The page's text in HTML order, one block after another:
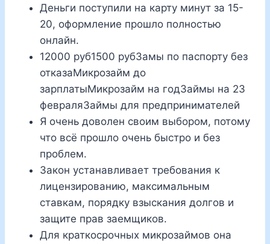
Деньги поступили на карту минут за 15-
20, оформление прошло полностью
онлайн.
12000 руб1500 рубЗамы по паспорту без
отказаМикрозайм до
зарплатыМикрозайм на годЗаймы на 23
февраляЗаймы для предпринимателей
Я очень доволен своим выбором, потому
что всё прошло очень быстро и без
проблем.
Закон устанавливает требования к
лицензированию, максимальным
ставкам, порядку взыскания долгов и
защите прав заемщиков.
Для краткосрочных микрозаймов она